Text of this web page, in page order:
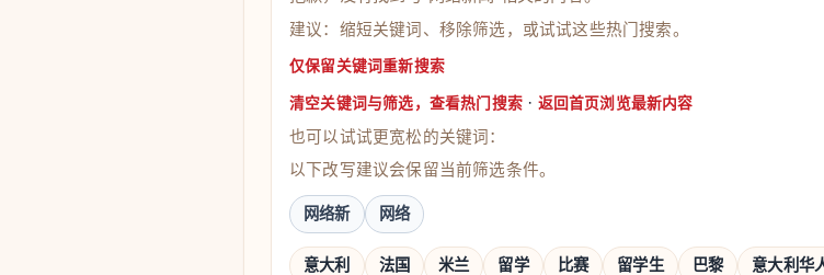
建议：缩短关键词、移除筛选，或试试这些热门搜索。
仅保留关键词重新搜索
清空关键词与筛选，查看热门搜索 · 返回首页浏览最新内容
也可以试试更宽松的关键词：
以下改写建议会保留当前筛选条件。
网络新 网络
意大利 法国 米兰 留学 比赛 留学生 巴黎 意大利华